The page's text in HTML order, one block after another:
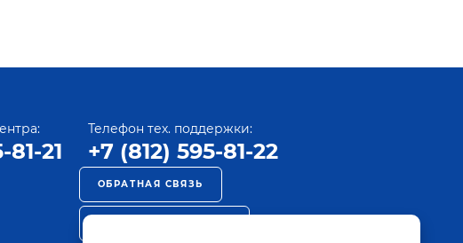
81-21
Телефон тех. поддержки:
+7 (812) 595-81-22
ОБРАТНАЯ СВЯЗЬ